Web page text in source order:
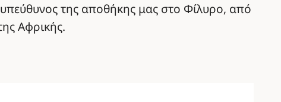
της αποθήκης μας στο Φίλυρο, από
Αφρικής.